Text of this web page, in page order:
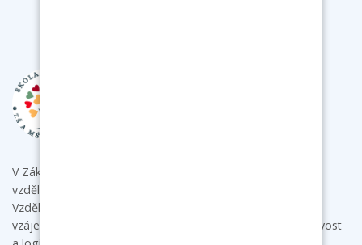
V Základní škole a mateřské škole Bukovany poskytujeme
vzdělání s individuálním přístupem ke každému dítěti.
Vzdělávacími aktivitami podporujeme u dětí samostatnost,
vzájemnou spolupráci a komunikaci a rozvíjíme jejich tvořivost